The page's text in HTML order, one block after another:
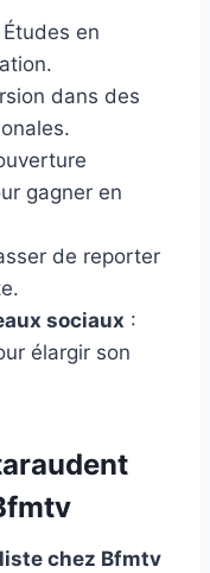
Études en
dans des
gagner en
de reporter
sociaux :
élargir son
chez Bfmtv